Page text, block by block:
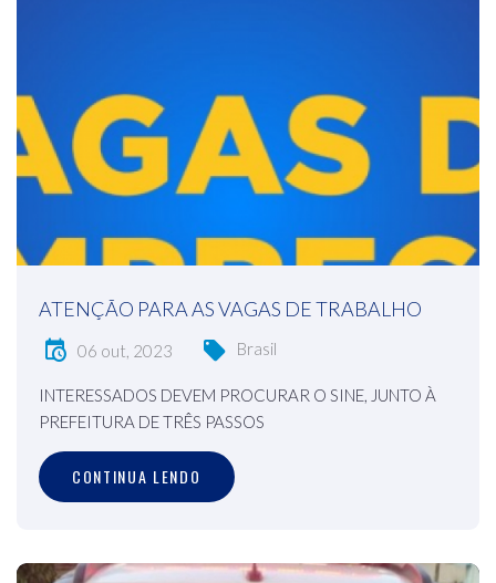
ATENÇÃO PARA AS VAGAS DE TRABALHO
06 out, 2023 Brasil
INTERESSADOS DEVEM PROCURAR O SINE, JUNTO À
PREFEITURA DE TRÊS PASSOS
CONTINUA LENDO